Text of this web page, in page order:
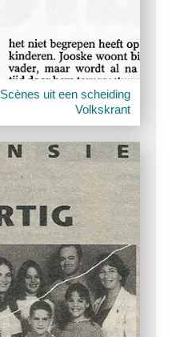
Scènes uit een scheiding
Volkskrant